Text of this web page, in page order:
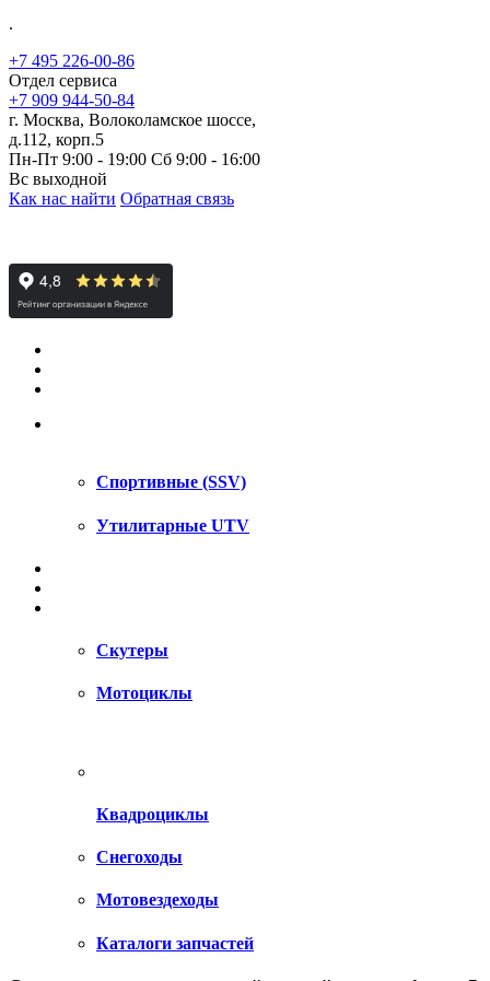
.
+7 495 226-00-86
Отдел сервиса
+7 909 944-50-84
г. Москва, Волоколамское шоссе,
д.112, корп.5
Пн-Пт 9:00 - 19:00 Сб 9:00 - 16:00
Вс выходной
Как нас найти Обратная связь
Спортивные (SSV)
Утилитарные UTV
Скутеры
Мотоциклы
Квадроциклы
Снегоходы
Мотовездеходы
Каталоги запчастей